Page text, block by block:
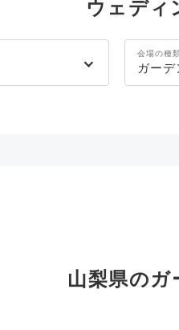
ウェディ
会場の種
ガー
山梨県の